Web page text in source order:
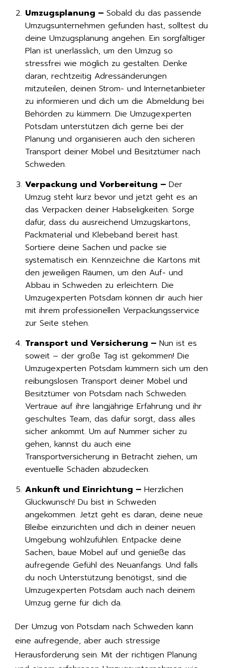
Umzugsplanung – Sobald du das passende
Umzugsunternehmen gefunden hast, solltest du
deine Umzugsplanung angehen. Ein sorgfältiger
Plan ist unerlässlich, um den Umzug so
stressfrei wie möglich zu gestalten. Denke
daran, rechtzeitig Adressänderungen
mitzuteilen, deinen Strom- und Internetanbieter
zu informieren und dich um die Abmeldung bei
Behörden zu kümmern. Die Umzugexperten
Potsdam unterstützen dich gerne bei der
Planung und organisieren auch den sicheren
Transport deiner Möbel und Besitztümer nach
Schweden.
Verpackung und Vorbereitung – Der
Umzug steht kurz bevor und jetzt geht es an
das Verpacken deiner Habseligkeiten. Sorge
dafür, dass du ausreichend Umzugskartons,
Packmaterial und Klebeband bereit hast.
Sortiere deine Sachen und packe sie
systematisch ein. Kennzeichne die Kartons mit
den jeweiligen Räumen, um den Auf- und
Abbau in Schweden zu erleichtern. Die
Umzugexperten Potsdam können dir auch hier
mit ihrem professionellen Verpackungsservice
zur Seite stehen.
Transport und Versicherung – Nun ist es
soweit – der große Tag ist gekommen! Die
Umzugexperten Potsdam kümmern sich um den
reibungslosen Transport deiner Möbel und
Besitztümer von Potsdam nach Schweden.
Vertraue auf ihre langjährige Erfahrung und ihr
geschultes Team, das dafür sorgt, dass alles
sicher ankommt. Um auf Nummer sicher zu
gehen, kannst du auch eine
Transportversicherung in Betracht ziehen, um
eventuelle Schäden abzudecken.
Ankunft und Einrichtung – Herzlichen
Glückwunsch! Du bist in Schweden
angekommen. Jetzt geht es daran, deine neue
Bleibe einzurichten und dich in deiner neuen
Umgebung wohlzufühlen. Entpacke deine
Sachen, baue Möbel auf und genieße das
aufregende Gefühl des Neuanfangs. Und falls
du noch Unterstützung benötigst, sind die
Umzugexperten Potsdam auch nach deinem
Umzug gerne für dich da.
Der Umzug von Potsdam nach Schweden kann
eine aufregende, aber auch stressige
Herausforderung sein. Mit der richtigen Planung